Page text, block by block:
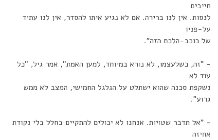
חייבים
לנסות. אין לנו ברירה. אם לא נגיע איתו להסדר, אין לנו עתיד
על-פניו
של כוכב-הלכת הזה".
– "זה, כשלעצמו, לא נורא במיוחד, למען האמת", אמר גיל, "כל
עוד לא
נשקפת סכנה שהוא ישתלט על הגלגל החמישי, המצב לא ממש
גרוע".
– "אל תדבר שטויות. אנחנו לא יכולים להתקיים בחלל בלי נקודת
אחיזה